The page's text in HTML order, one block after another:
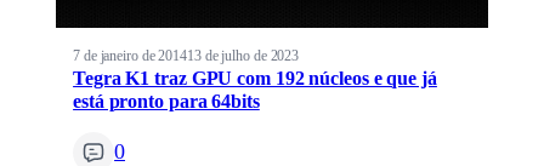
7 de janeiro de 201413 de julho de 2023
Tegra K1 traz GPU com 192 núcleos e que já
está pronto para 64bits
0